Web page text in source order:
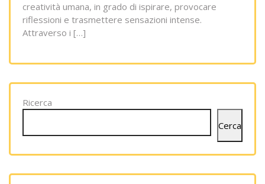
creatività umana, in grado di ispirare, provocare
riflessioni e trasmettere sensazioni intense.
Attraverso i […]
Ricerca
Cerca